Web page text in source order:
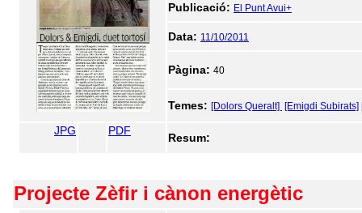
Publicació: El Punt Avui+
Data: 11/10/2011
Pàgina: 40
Temes: [Dolors Queralt] [Emigdi Subirats]
JPG PDF
Resum:
Projecte Zèfir i cànon energètic